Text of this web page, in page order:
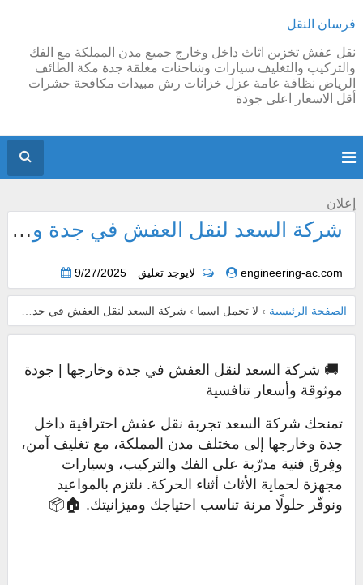
فرسان النقل
نقل عفش تخزين اثاث داخل وخارج جميع مدن المملكة مع الفك
والتركيب والتغليف سيارات وشاحنات مغلقة جدة مكة الطائف
الرياض نظافة عامة عزل خزانات رش مبيدات مكافحة حشرات
أقل الاسعار اعلى جودة
إعلان
شركة السعد لنقل العفش في جدة وخارجها | جودة موثوقة وأسعار تنافسية
engineering-ac.com لايوجد تعليق 9/27/2025
الصفحة الرئيسية › لا تحمل اسما › شركة السعد لنقل العفش في جدة وخارجها | جودة موثوقة وأسعار تنافسية
🚚 شركة السعد لنقل العفش في جدة وخارجها | جودة
موثوقة وأسعار تنافسية
تمنحك شركة السعد تجربة نقل عفش احترافية داخل
جدة وخارجها إلى مختلف مدن المملكة، مع تغليف آمن،
وفِرق فنية مدرّبة على الفك والتركيب، وسيارات
مجهزة لحماية الأثاث أثناء الحركة. نلتزم بالمواعيد
ونوفّر حلولًا مرنة تناسب احتياجك وميزانيتك. 🏠📦